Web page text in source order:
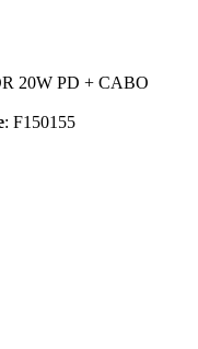
20W PD + CABO
: F150155